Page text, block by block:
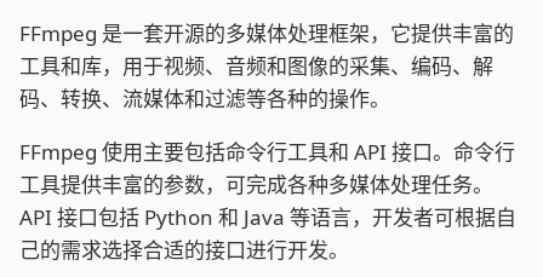
FFmpeg 是一套开源的多媒体处理框架，它提供丰富的
工具和库，用于视频、音频和图像的采集、编码、解
码、转换、流媒体和过滤等各种的操作。
FFmpeg 使用主要包括命令行工具和 API 接口。命令行
工具提供丰富的参数，可完成各种多媒体处理任务。
API 接口包括 Python 和 Java 等语言，开发者可根据自
己的需求选择合适的接口进行开发。